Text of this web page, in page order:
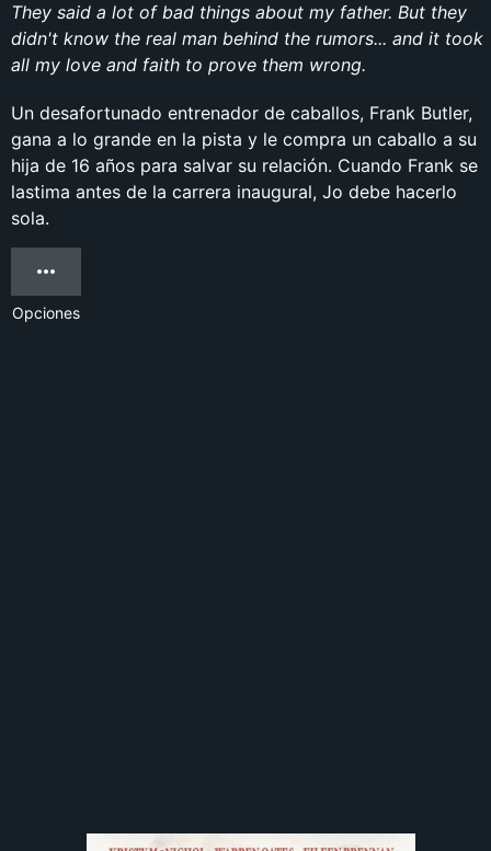
They said a lot of bad things about my father. But they
didn't know the real man behind the rumors... and it took
all my love and faith to prove them wrong.
Un desafortunado entrenador de caballos, Frank Butler,
gana a lo grande en la pista y le compra un caballo a su
hija de 16 años para salvar su relación. Cuando Frank se
lastima antes de la carrera inaugural, Jo debe hacerlo
sola.
Opciones